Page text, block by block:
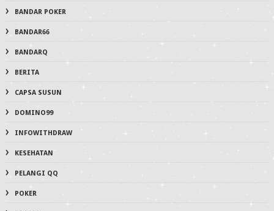
BANDAR POKER
BANDAR66
BANDARQ
BERITA
CAPSA SUSUN
DOMINO99
INFOWITHDRAW
KESEHATAN
PELANGI QQ
POKER